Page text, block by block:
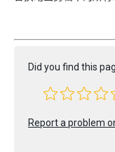
Did you find this
Report a problem